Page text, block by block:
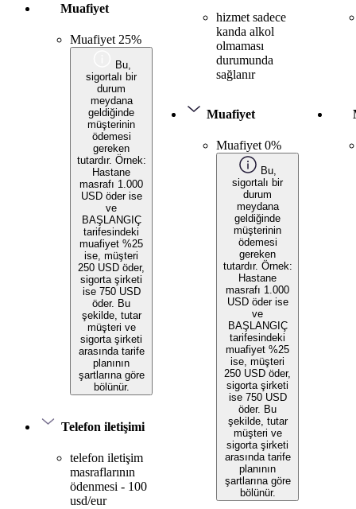
Muafiyet
Muafiyet 25%
Bu,
sigortalı bir
durum
meydana
geldiğinde
müşterinin
ödemesi
gereken
tutardır. Örnek:
Hastane
masrafı 1.000
USD öder ise
ve
BAŞLANGIÇ
tarifesindeki
muafiyet %25
ise, müşteri
250 USD öder,
sigorta şirketi
ise 750 USD
öder. Bu
şekilde, tutar
müşteri ve
sigorta şirketi
arasında tarife
planının
şartlarına göre
bölünür.
Telefon iletişimi
telefon iletişim
masraflarının
ödenmesi - 100
usd/eur
hizmet sadece
kanda alkol
olmaması
durumunda
sağlanır
Muafiyet
Muafiyet 0%
Bu,
sigortalı bir
durum
meydana
geldiğinde
müşterinin
ödemesi
gereken
tutardır. Örnek:
Hastane
masrafı 1.000
USD öder ise
ve
BAŞLANGIÇ
tarifesindeki
muafiyet %25
ise, müşteri
250 USD öder,
sigorta şirketi
ise 750 USD
öder. Bu
şekilde, tutar
müşteri ve
sigorta şirketi
arasında tarife
planının
şartlarına göre
bölünür.